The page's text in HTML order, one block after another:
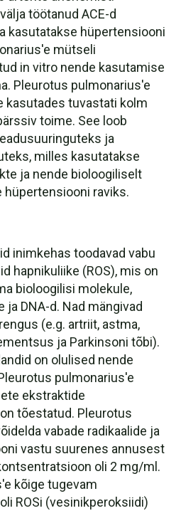
töötanud ACE-d
kasutatakse hüpertensiooni
mütseli
in vitro nende kasutamise
Pleurotus pulmonarius'e
kasutades tuvastati kolm
toime. See loob
ja
milles kasutatakse
ja nende bioloogiliselt
raviks.
inimkehas toodavad vabu
hapnikuliike (ROS), mis on
bioloogilisi molekule,
ja DNA-d. Nad mängivad
(e.g. artriit, astma,
ja Parkinsoni tõbi).
on olulised nende
pulmonarius'e
ekstraktide
tõestatud. Pleurotus
vabade radikaalide ja
vastu suurenes annusest
oli 2 mg/ml.
kõige tugevam
ROSi (vesinikperoksiidi)